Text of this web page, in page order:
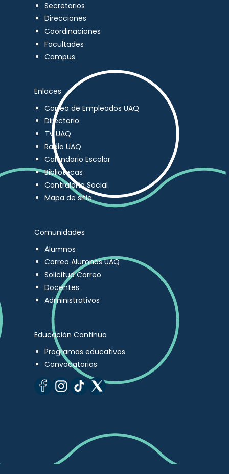
Secretarios
Direcciones
Coordinaciones
Facultades
Campus
Enlaces
Correo de Empleados UAQ
Directorio
TV UAQ
Radio UAQ
Calendario Escolar
Bibliotecas
Contraloría Social
Mapa de sitio
Comunidades
Alumnos
Correo Alumnos UAQ
Solicitud Correo
Docentes
Administrativos
Educación Continua
Programas educativos
Convocatorias